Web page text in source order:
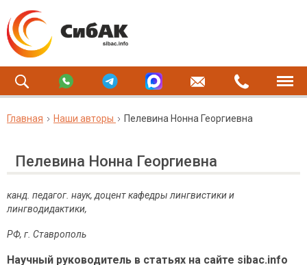
Главная Наши авторы Пелевина Нонна Георгиевна
Пелевина Нонна Георгиевна
канд. педагог. наук, доцент кафедры лингвистики и
лингводидактики,
РФ, г. Ставрополь
Научный руководитель в статьях на сайте sibac.info